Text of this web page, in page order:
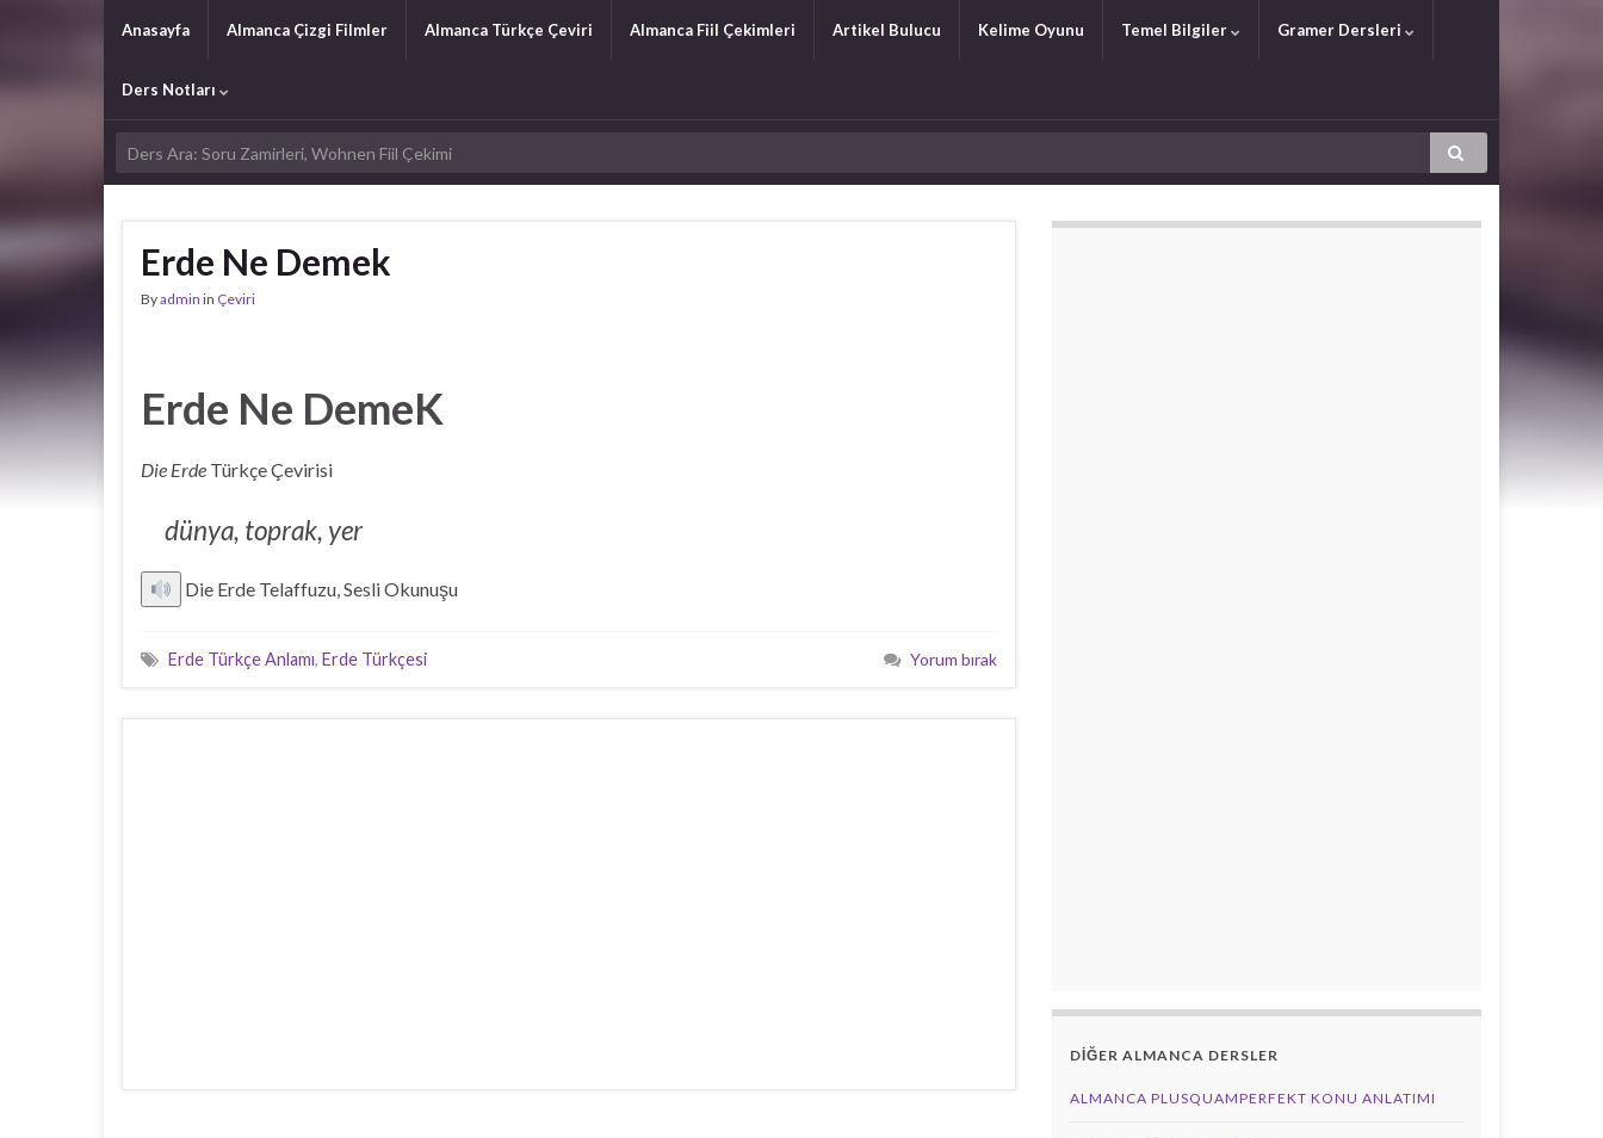
Anasayfa Almanca Çizgi Filmler Almanca Türkçe Çeviri Almanca Fiil Çekimleri Artikel Bulucu Kelime Oyunu Temel Bilgiler Gramer Dersleri
Ders Notları
Erde Ne Demek
Byadmin in Çeviri
Erde Ne DemeK
Die Erde Türkçe Çevirisi
dünya, toprak, yer
Die Erde Telaffuzu, Sesli Okunuşu
Erde Türkçe Anlamı, Erde Türkçesi Yorum bırak
DİĞER ALMANCA DERSLER
ALMANCA PLUSQUAMPERFEKT KONU ANLATIMI